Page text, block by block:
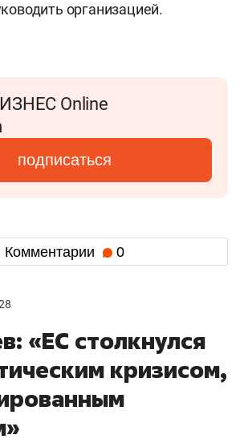
организацией.
Online
подписаться
Комментарии 0
«ЕС столкнулся
кризисом,